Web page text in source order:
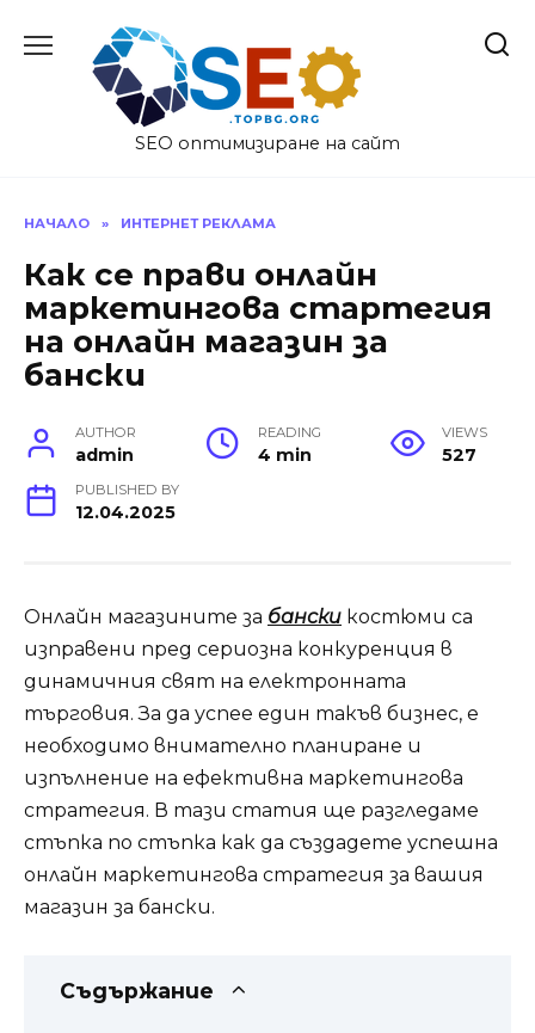
SEO оптимизиране на сайт
НАЧАЛО » ИНТЕРНЕТ РЕКЛАМА
Как се прави онлайн
маркетингова стартегия
на онлайн магазин за
бански
AUTHOR
admin
READING
4 min
VIEWS
527
PUBLISHED BY
12.04.2025
Онлайн магазините за бански костюми са
изправени пред сериозна конкуренция в
динамичния свят на електронната
търговия. За да успее един такъв бизнес, е
необходимо внимателно планиране и
изпълнение на ефективна маркетингова
стратегия. В тази статия ще разгледаме
стъпка по стъпка как да създадете успешна
онлайн маркетингова стратегия за вашия
магазин за бански.
Съдържание